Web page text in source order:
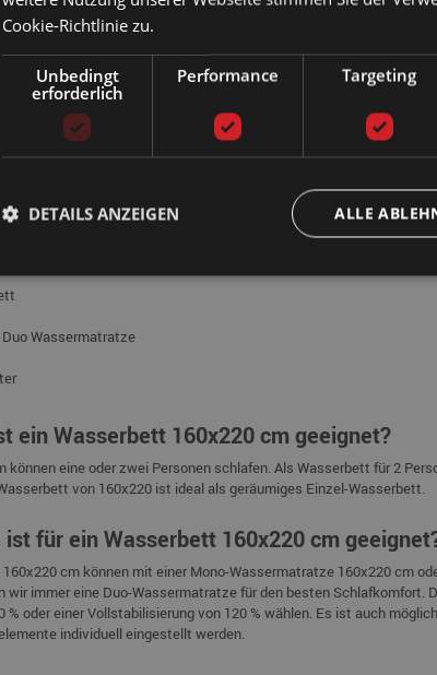
es in der Abmessung 160x220cm?
Sie die folgenden
einem vorhandenen Bett)
mit geteiltem Schaumrahmen)
Modell Wasserbett)
Modell Wasserbett mit geteiltem Schaumrand)
160x220 cm.
Duo Wassermatratze
ein Wasserbett 160x220 cm geeignet?
können eine oder zwei Personen schlafen. Als Wasserbett für 2
von 160x220 ist ideal als geräumiges Einzel-Wasserbett.
für ein Wasserbett 160x220 cm
cm können mit einer Mono-Wassermatratze 160x220 cm
wir immer eine Duo-Wassermatratze für den besten Schlafkomfort.
% oder einer Vollstabilisierung von 120 % wählen. Es ist auch
individuell eingestellt werden.
Cookie-Richtlinie zu.
Unbedingt
erforderlich
Performance Targeting
ALLE
DETAILS ANZEIGEN